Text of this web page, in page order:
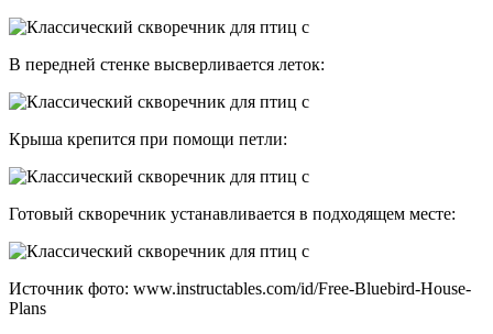
В передней стенке высверливается леток:
Крыша крепится при помощи петли:
Готовый скворечник устанавливается в подходящем месте:
Источник фото: www.instructables.com/id/Free-Bluebird-House-
Plans